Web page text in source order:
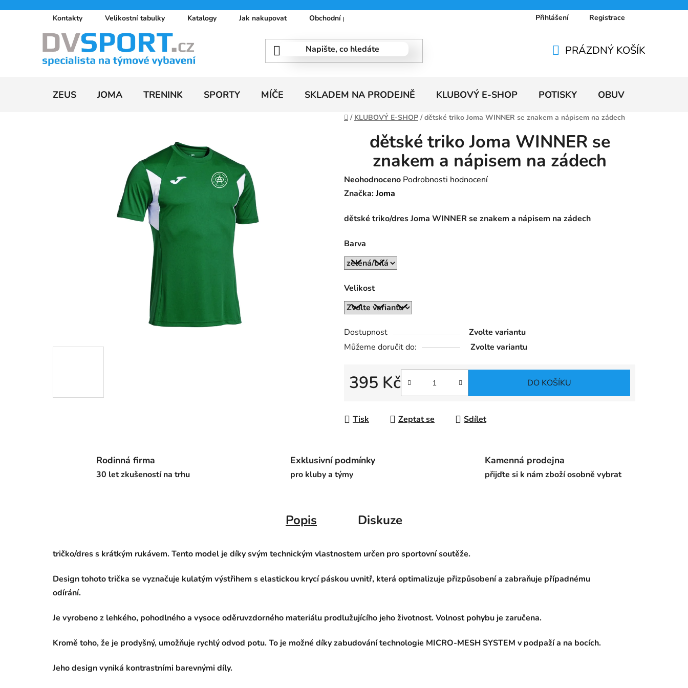
Kontakty Velikostní tabulky Katalogy Jak nakupovat Obchodní podmínky Doprava a platby Ceníky
Přihlášení Registrace
KOŠÍK
PRÁZDNÝ KOŠÍK
ZEUS JOMA TRENINK SPORTY MÍČE SKLADEM NA PRODEJNĚ KLUBOVÝ E-SHOP POTISKY OBUV
Domů
/ KLUBOVÝ E-SHOP / dětské triko Joma WINNER se znakem a nápisem na zádech
dětské triko Joma WINNER se
znakem a nápisem na zádech
Průměrné
hodnocení
je
z
5
Neohodnoceno Podrobnosti hodnocení
Značka:Joma
dětské triko/dres Joma WINNER se znakem a nápisem na zádech
Barva
Velikost
Dostupnost
Zvolte variantu
Můžeme doručit do:
Zvolte variantu
395 Kč DO KOŠÍKU
Tisk Zeptat se Sdílet
Rodinná firma
30 let zkušeností na trhu
Exklusivní podmínky
pro kluby a týmy
Kamenná prodejna
přijďte si k nám zboží osobně vybrat
Popis Diskuze
tričko/dres s krátkým rukávem. Tento model je díky svým technickým vlastnostem určen pro sportovní soutěže.
Design tohoto trička se vyznačuje kulatým výstřihem s elastickou krycí páskou uvnitř, která optimalizuje přizpůsobení a zabraňuje případnému
odírání.
Je vyrobeno z lehkého, pohodlného a vysoce oděruvzdorného materiálu prodlužujícího jeho životnost. Volnost pohybu je zaručena.
Kromě toho, že je prodyšný, umožňuje rychlý odvod potu. To je možné díky zabudování technologie MICRO-MESH SYSTEM v podpaží a na bocích.
Jeho design vyniká kontrastními barevnými díly.